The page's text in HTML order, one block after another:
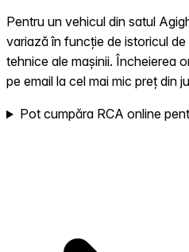
Pentru un vehicul din satul
variază în funcție de istoricul
tehnice ale mașinii. Încheierea
pe email la cel mai mic preț din
Pot cumpăra RCA online